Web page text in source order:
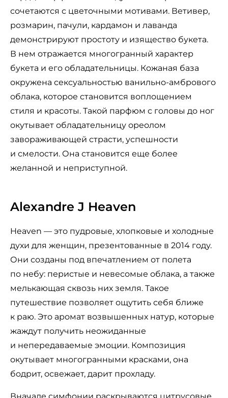
сочетаются с цветочными мотивами. Ветивер,
розмарин, пачули, кардамон и лаванда
демонстрируют простоту и изящество букета.
В нем отражается многогранный характер
букета и его обладательницы. Кожаная база
окружена сексуальностью ванильно-амбрового
облака, которое становится воплощением
стиля и красоты. Такой парфюм с головы до ног
окутывает обладательницу ореолом
завораживающей страсти, успешности
и смелости. Она становится еще более
желанной и неприступной.
Alexandre J Heaven
Heaven — это пудровые, хлопковые и холодные
духи для женщин, презентованные в 2014 году.
Они созданы под впечатлением от полета
по небу: перистые и невесомые облака, а также
мелькающая сквозь них земля. Такое
путешествие позволяет ощутить себя ближе
к раю. Это аромат возвышенных натур, которые
жаждут получить неожиданные
и непередаваемые эмоции. Композиция
окутывает многогранными красками, она
бодрит, освежает, дарит прохладу.